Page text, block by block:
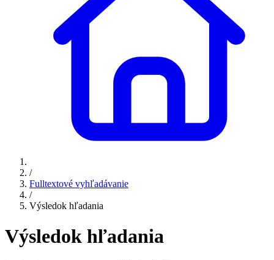
/
Fulltextové vyhľadávanie
/
Výsledok hľadania
Výsledok hľadania